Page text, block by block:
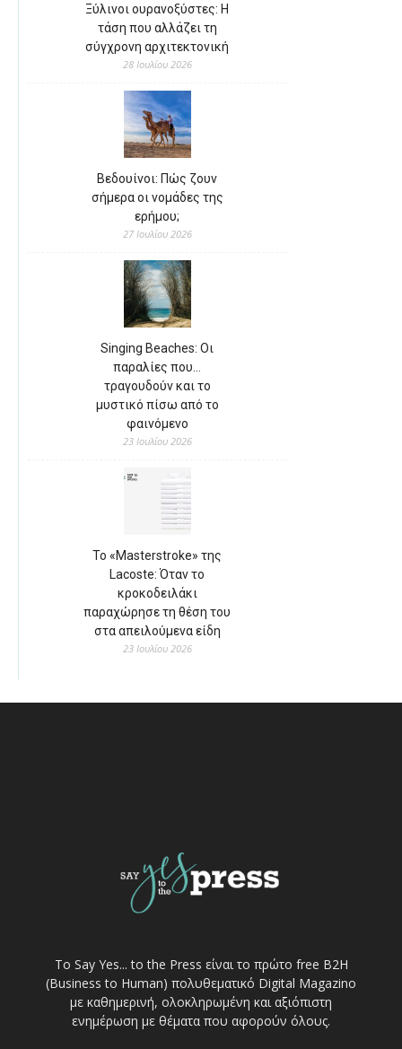
Ξύλινοι ουρανοξύστες: Η
τάση που αλλάζει τη
σύγχρονη αρχιτεκτονική
28 Ιουλίου 2026
Βεδουίνοι: Πώς ζουν
σήμερα οι νομάδες της
ερήμου;
27 Ιουλίου 2026
Singing Beaches: Οι
παραλίες που…
τραγουδούν και το
μυστικό πίσω από το
φαινόμενο
23 Ιουλίου 2026
Το «Masterstroke» της
Lacoste: Όταν το
κροκοδειλάκι
παραχώρησε τη θέση του
στα απειλούμενα είδη
23 Ιουλίου 2026
Το Say Yes... to the Press είναι το πρώτο free Β2Η
(Business to Human) πολυθεματικό Digital Magazino
με καθημερινή, ολοκληρωμένη και αξιόπιστη
ενημέρωση με θέματα που αφορούν όλους.